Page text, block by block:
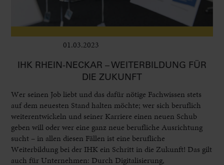
01.03.2023
IHK RHEIN-NECKAR – WEITERBILDUNG FÜR
DIE ZUKUNFT
Wer seinen Job liebt und das dafür nötige Fachwissen stets
auf dem neuesten Stand halten möchte; wer sich beruflich
weiterentwickeln und seiner Karriere einen neuen Schub
geben will oder wer eine ganz neue berufliche Ausrichtung
sucht – in allen diesen Fällen ist eine berufliche
Weiterbildung bei der IHK ein Schritt in die Zukunft! Das gilt
auch für Unternehmen: Durch Digitalisierung,